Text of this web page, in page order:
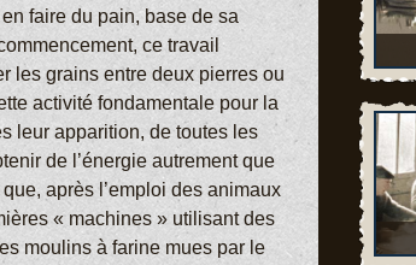
faire du pain, base de sa
ce travail
les grains entre deux pierres ou
activité fondamentale pour la
leur apparition, de toutes les
de l’énergie autrement que
après l’emploi des animaux
« machines » utilisant des
moulins à farine mues par le